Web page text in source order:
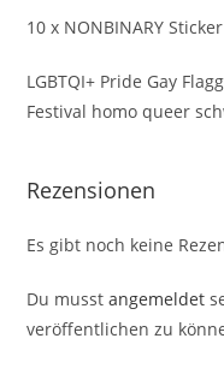
10 x NONBINARY
LGBTQI+ Pride Gay
Festival homo queer
Rezensionen
Es gibt noch keine
Du musstangemeldet
veröffentlichen zu